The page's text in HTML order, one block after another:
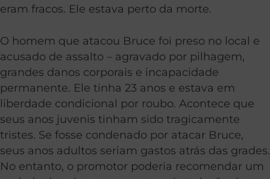
eram fracos. Ele estava perto da morte.
O homem que atacou Bruce foi preso no local e
acusado de assalto – agravado por pilhagem,
grandes danos corporais e incapacidade
permanente. Ele tinha 23 anos e estava em
liberdade condicional por roubo. Acontece que
seus anos juvenis tinham sido tragicamente
tristes. Se fosse condenado por atacar Bruce,
seus anos adultos seriam gastos atrás das grades.
No entanto, o promotor poderia recomendar um